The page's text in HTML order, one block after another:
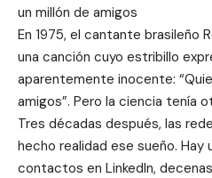
un millón de amigos
En 1975, el cantante brasileño
una canción cuyo estribillo
aparentemente inocente:
amigos”. Pero la ciencia tenía
Tres décadas después, las
hecho realidad ese sueño. Hay
contactos en LinkedIn,